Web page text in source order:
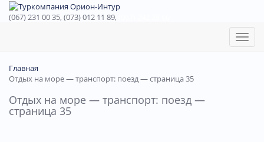
(067) 231 00 35, (073) 012 11 89,
Toggle
Главная
Отдых на море — транспорт: поезд — страница 35
Отдых на море — транспорт: поезд —
страница 35